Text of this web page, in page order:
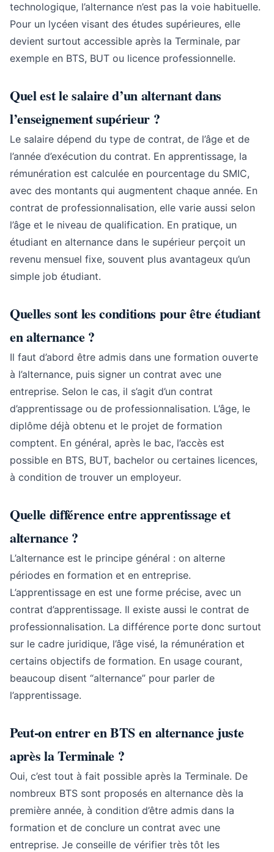
technologique, l’alternance n’est pas la voie habituelle.
Pour un lycéen visant des études supérieures, elle
devient surtout accessible après la Terminale, par
exemple en BTS, BUT ou licence professionnelle.
Quel est le salaire d’un alternant dans
l’enseignement supérieur ?
Le salaire dépend du type de contrat, de l’âge et de
l’année d’exécution du contrat. En apprentissage, la
rémunération est calculée en pourcentage du SMIC,
avec des montants qui augmentent chaque année. En
contrat de professionnalisation, elle varie aussi selon
l’âge et le niveau de qualification. En pratique, un
étudiant en alternance dans le supérieur perçoit un
revenu mensuel fixe, souvent plus avantageux qu’un
simple job étudiant.
Quelles sont les conditions pour être étudiant
en alternance ?
Il faut d’abord être admis dans une formation ouverte
à l’alternance, puis signer un contrat avec une
entreprise. Selon le cas, il s’agit d’un contrat
d’apprentissage ou de professionnalisation. L’âge, le
diplôme déjà obtenu et le projet de formation
comptent. En général, après le bac, l’accès est
possible en BTS, BUT, bachelor ou certaines licences,
à condition de trouver un employeur.
Quelle différence entre apprentissage et
alternance ?
L’alternance est le principe général : on alterne
périodes en formation et en entreprise.
L’apprentissage en est une forme précise, avec un
contrat d’apprentissage. Il existe aussi le contrat de
professionnalisation. La différence porte donc surtout
sur le cadre juridique, l’âge visé, la rémunération et
certains objectifs de formation. En usage courant,
beaucoup disent “alternance” pour parler de
l’apprentissage.
Peut-on entrer en BTS en alternance juste
après la Terminale ?
Oui, c’est tout à fait possible après la Terminale. De
nombreux BTS sont proposés en alternance dès la
première année, à condition d’être admis dans la
formation et de conclure un contrat avec une
entreprise. Je conseille de vérifier très tôt les